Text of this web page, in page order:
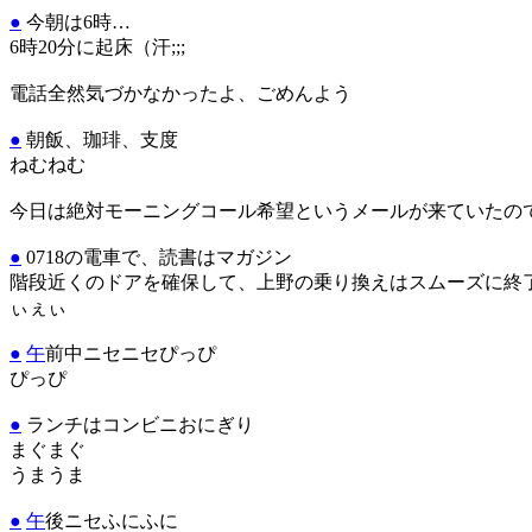
● 今朝は6時…
6時20分に起床（汗;;;
電話全然気づかなかったよ、ごめんよう
● 朝飯、珈琲、支度
ねむねむ
今日は絶対モーニングコール希望というメールが来ていたの
● 0718の電車で、読書はマガジン
階段近くのドアを確保して、上野の乗り換えはスムーズに終
ぃぇぃ
● 午前中ニセニセぴっぴ
ぴっぴ
● ランチはコンビニおにぎり
まぐまぐ
うまうま
● 午後ニセふにふに